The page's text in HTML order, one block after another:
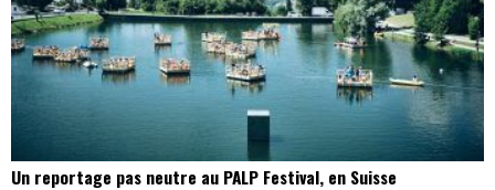
Un reportage pas neutre au PALP Festival, en Suisse